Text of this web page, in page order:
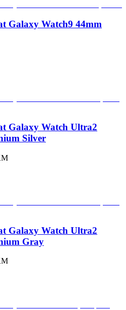
Galaxy Watch9 44mm
Galaxy Watch Ultra2
Silver
Galaxy Watch Ultra2
Gray